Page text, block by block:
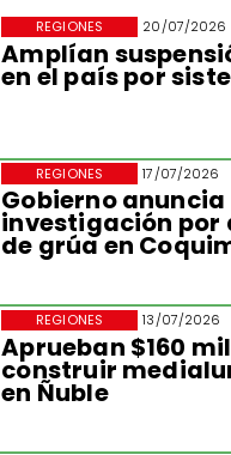
20/07/2026
Amplían
en el país por
REGIONES
17/07/2026
Gobierno anuncia
investigación por
de grúa en
REGIONES
13/07/2026
Aprueban $160
construir
en Ñuble
REGIONES